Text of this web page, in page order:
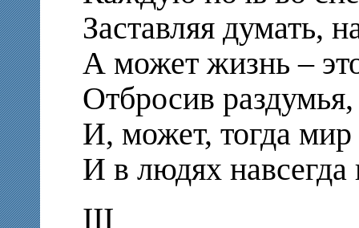
Заставляя думать,
А может жизнь –
Отбросив раздумья,
И, может, тогда
И в людях навсегда
III